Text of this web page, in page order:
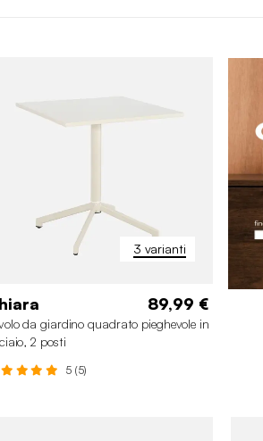
3 varianti
89,99 €
da giardino quadrato pieghevole in
2 posti
5 (5)